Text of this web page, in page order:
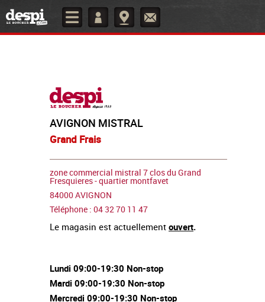
AVIGNON MISTRAL
Grand Frais
zone commercial mistral 7 clos du Grand
Fresquieres - quartier montfavet
84000 AVIGNON
Téléphone : 04 32 70 11 47
Le magasin est actuellement ouvert.
Lundi 09:00-19:30 Non-stop
Mardi 09:00-19:30 Non-stop
Mercredi 09:00-19:30 Non-stop